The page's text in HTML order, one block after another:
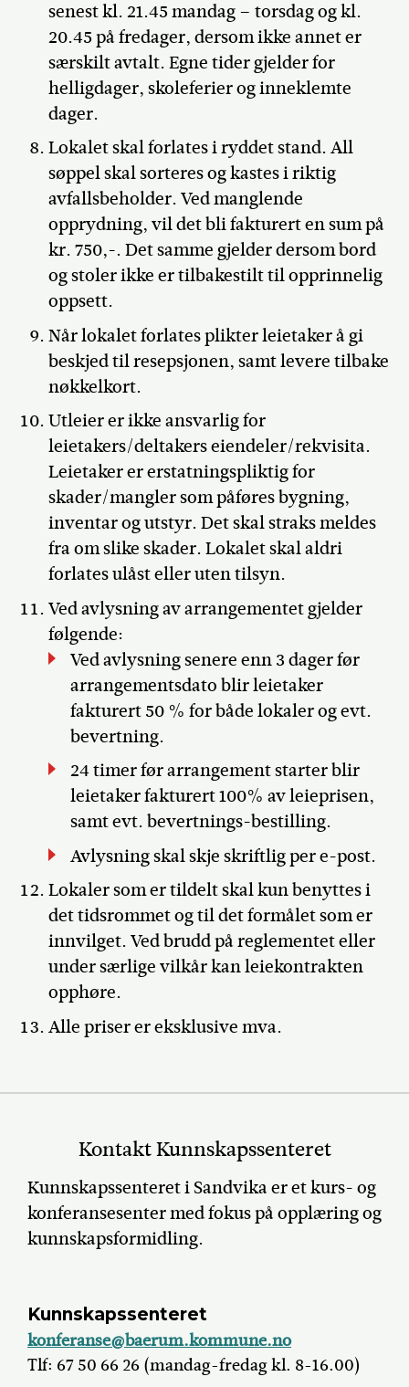
senest kl. 21.45 mandag – torsdag og kl.
20.45 på fredager, dersom ikke annet er
særskilt avtalt. Egne tider gjelder for
helligdager, skoleferier og inneklemte
dager.
Lokalet skal forlates i ryddet stand. All
søppel skal sorteres og kastes i riktig
avfallsbeholder. Ved manglende
opprydning, vil det bli fakturert en sum på
kr. 750,-. Det samme gjelder dersom bord
og stoler ikke er tilbakestilt til opprinnelig
oppsett.
Når lokalet forlates plikter leietaker å gi
beskjed til resepsjonen, samt levere tilbake
nøkkelkort.
Utleier er ikke ansvarlig for
leietakers/deltakers eiendeler/rekvisita.
Leietaker er erstatningspliktig for
skader/mangler som påføres bygning,
inventar og utstyr. Det skal straks meldes
fra om slike skader. Lokalet skal aldri
forlates ulåst eller uten tilsyn.
Ved avlysning av arrangementet gjelder
følgende:
Ved avlysning senere enn 3 dager før
arrangementsdato blir leietaker
fakturert 50 % for både lokaler og evt.
bevertning.
24 timer før arrangement starter blir
leietaker fakturert 100% av leieprisen,
samt evt. bevertnings-bestilling.
Avlysning skal skje skriftlig per e-post.
Lokaler som er tildelt skal kun benyttes i
det tidsrommet og til det formålet som er
innvilget. Ved brudd på reglementet eller
under særlige vilkår kan leiekontrakten
opphøre.
Alle priser er eksklusive mva.
Kontakt Kunnskapssenteret
Kunnskapssenteret i Sandvika er et kurs- og
konferansesenter med fokus på opplæring og
kunnskapsformidling.
Kunnskapssenteret
konferanse@baerum.kommune.no
Tlf: 67 50 66 26 (mandag-fredag kl. 8-16.00)